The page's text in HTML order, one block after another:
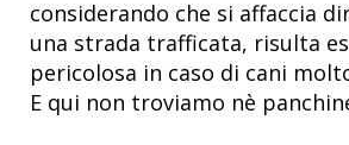
considerando che si affaccia
una strada trafficata, risulta
pericolosa in caso di cani
E qui non troviamo nè